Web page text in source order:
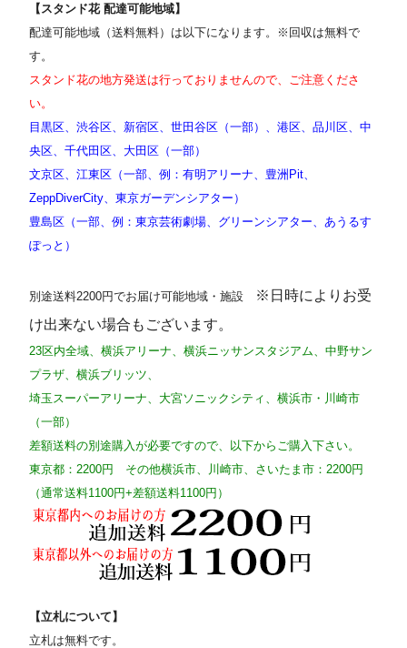
【スタンド花 配達可能地域】
配達可能地域（送料無料）は以下になります。※回収は無料で
す。
スタンド花の地方発送は行っておりませんので、ご注意くださ
い。
目黒区、渋谷区、新宿区、世田谷区（一部）、港区、品川区、中
央区、千代田区、大田区（一部）
文京区、江東区（一部、例：有明アリーナ、豊洲Pit、
ZeppDiverCity、東京ガーデンシアター）
豊島区（一部、例：東京芸術劇場、グリーンシアター、あうるす
ぽっと）
別途送料2200円でお届け可能地域・施設
※日時によりお受
け出来ない場合もございます。
23区内全域、横浜アリーナ、横浜ニッサンスタジアム、中野サン
プラザ、横浜ブリッツ、
埼玉スーパーアリーナ、大宮ソニックシティ、横浜市・川崎市
（一部）
差額送料の別途購入が必要ですので、以下からご購入下さい。
東京都：2200円 その他横浜市、川崎市、さいたま市：2200円
（通常送料1100円+差額送料1100円）
【立札について】
立札は無料です。